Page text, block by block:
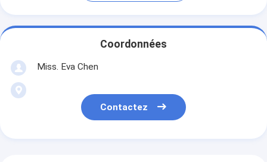
Coordonnées
Miss. Eva Chen
Contactez